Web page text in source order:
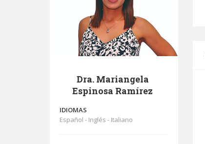
Dra. Mariangela
Espinosa Ramírez
IDIOMAS
Español - Inglés - Italiano